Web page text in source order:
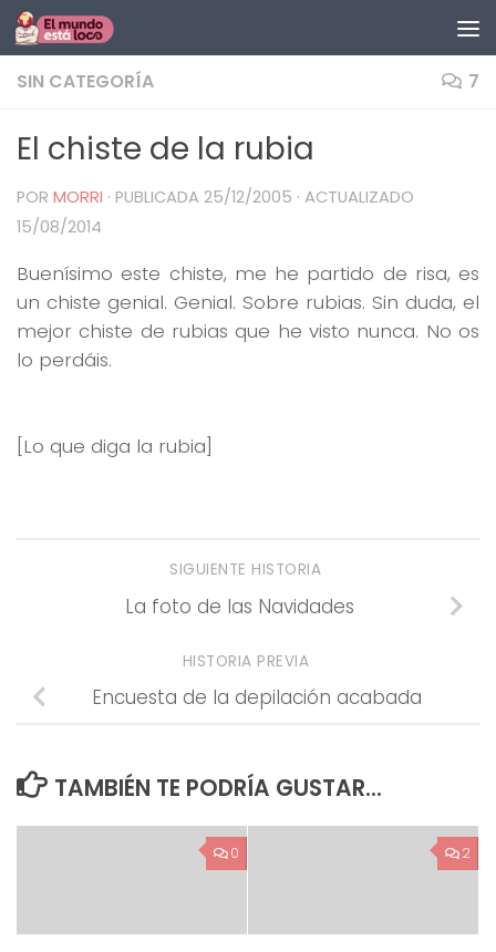
Saltar al contenido
SIN CATEGORÍA 7
El chiste de la rubia
POR MORRI · PUBLICADA 25/12/2005 · ACTUALIZADO
15/08/2014
Buenísimo este chiste, me he partido de risa, es
un chiste genial. Genial. Sobre rubias. Sin duda, el
mejor chiste de rubias que he visto nunca. No os
lo perdáis.
[Lo que diga la rubia]
SIGUIENTE HISTORIA
La foto de las Navidades
HISTORIA PREVIA
Encuesta de la depilación acabada
TAMBIÉN TE PODRÍA GUSTAR...
0 2